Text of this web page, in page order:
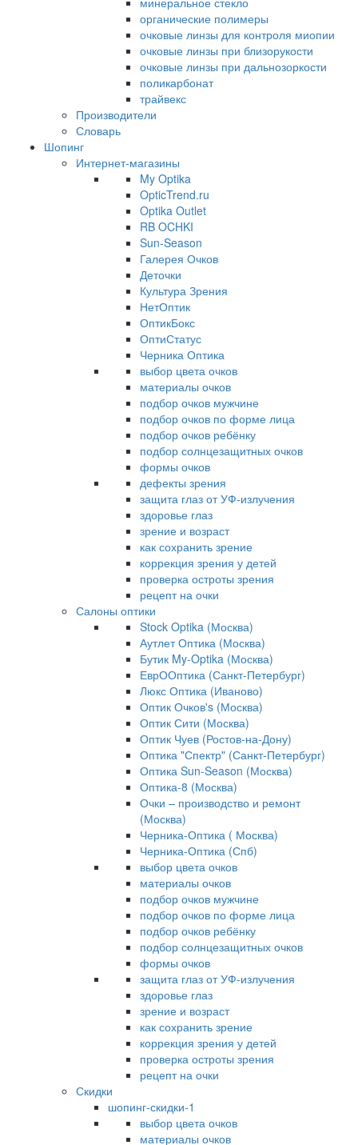
органические полимеры
очковые линзы для контроля миопии
очковые линзы при близорукости
очковые линзы при дальнозоркости
поликарбонат
трайвекс
Производители
Словарь
Шопинг
Интернет-магазины
My Optika
OpticTrend.ru
Optika Outlet
RB OCHKI
Sun-Season
Галерея Очков
Деточки
Культура Зрения
НетОптик
ОптикБокс
ОптиСтатус
Черника Оптика
выбор цвета очков
материалы очков
подбор очков мужчине
подбор очков по форме лица
подбор очков ребёнку
подбор солнцезащитных очков
формы очков
дефекты зрения
защита глаз от УФ-излучения
здоровье глаз
зрение и возраст
как сохранить зрение
коррекция зрения у детей
проверка остроты зрения
рецепт на очки
Салоны оптики
Stock Optika (Москва)
Аутлет Оптика (Москва)
Бутик My-Optika (Москва)
ЕврООптика (Санкт-Петербург)
Люкс Оптика (Иваново)
Оптик Очков's (Москва)
Оптик Сити (Москва)
Оптик Чуев (Ростов-на-Дону)
Оптика "Спектр" (Санкт-Петербург)
Оптика Sun-Season (Москва)
Оптика-8 (Москва)
Очки – производство и ремонт
(Москва)
Черника-Оптика ( Москва)
Черника-Оптика (Спб)
выбор цвета очков
материалы очков
подбор очков мужчине
подбор очков по форме лица
подбор очков ребёнку
подбор солнцезащитных очков
формы очков
защита глаз от УФ-излучения
здоровье глаз
зрение и возраст
как сохранить зрение
коррекция зрения у детей
проверка остроты зрения
рецепт на очки
Скидки
шопинг-скидки-1
выбор цвета очков
материалы очков